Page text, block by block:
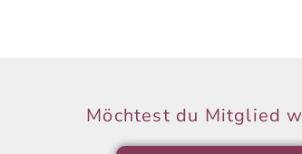
Möchtest du Mitglied